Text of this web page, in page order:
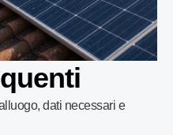
dati necessari e